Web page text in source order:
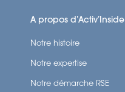
A propos d’Activ’Inside
Notre histoire
Notre expertise
Notre démarche RSE